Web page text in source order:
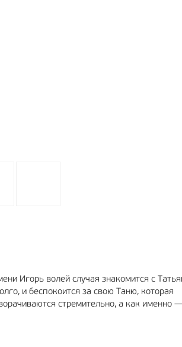
Игорь волей случая знакомится с
и беспокоится за свою Таню, которая
стремительно, а как именно